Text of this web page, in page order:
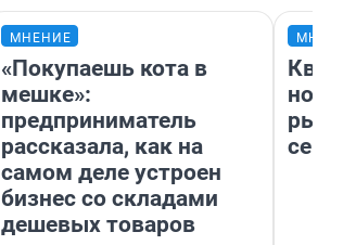
МНЕНИЕ
«Покупаешь кота в
мешке»:
предприниматель
рассказала, как на
самом деле устроен
бизнес со складами
дешевых товаров
но